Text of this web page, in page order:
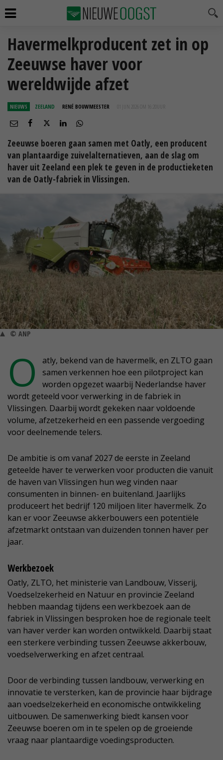
Havermelkproducent zet in op
Zeeuwse haver voor
wereldwijde afzet
NIEUWS ZEELAND RENÉ BOUWMEESTER 01 JUN 2026 OM 16:20
Zeeuwse boeren gaan samen met Oatly, een producent
van plantaardige zuivelalternatieven, aan de slag om
haver uit Zeeland een plek te geven in de productieketen
van de Oatly-fabriek in Vlissingen.
© ANP
O
atly, bekend van de havermelk, en ZLTO gaan
samen verkennen hoe een pilotproject kan
worden opgezet waarbij Nederlandse haver
wordt geteeld voor verwerking in de fabriek in
Vlissingen. Daarbij wordt gekeken naar voldoende
volume, afzetzekerheid en een passende vergoeding
voor deelnemende telers.
De ambitie is om vanaf 2027 de eerste in Zeeland
geteelde haver te verwerken voor producten die vanuit
de haven van Vlissingen hun weg vinden naar
consumenten in binnen- en buitenland. Jaarlijks
produceert het bedrijf 120 miljoen liter havermelk. Zo
kan er voor Zeeuwse akkerbouwers een potentiële
afzetmarkt ontstaan van duizenden tonnen haver per
jaar.
Werkbezoek
Oatly, ZLTO, het ministerie van Landbouw, Visserij,
Voedselzekerheid en Natuur en provincie Zeeland
hebben maandag tijdens een werkbezoek aan de
fabriek in Vlissingen besproken hoe de regionale teelt
van haver verder kan worden ontwikkeld. Daarbij staat
een sterkere verbinding tussen Zeeuwse akkerbouw,
voedselverwerking en afzet centraal.
Door de verbinding tussen landbouw, verwerking en
innovatie te versterken, kan de provincie haar bijdrage
aan voedselzekerheid en economische ontwikkeling
uitbouwen. De samenwerking biedt kansen voor
Zeeuwse boeren om in te spelen op de groeiende
vraag naar plantaardige voedingsproducten.